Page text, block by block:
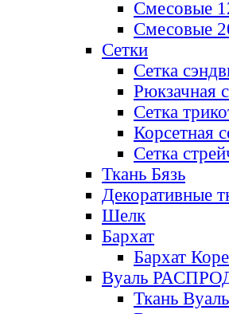
Смесовые
Смесовые
Сетки
Сетка
Рюкзачная
Сетка
Корсетная
Сетка
Ткань Бязь
Декоративные
Шелк
Бархат
Бархат
Вуаль
Ткань Вуаль